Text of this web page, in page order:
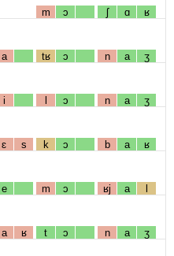
m ɔ ʃ ɑ ʁ
a tʁ ɔ n a ʒ
i l ɔ n a ʒ
ɛ s k ɔ b a ʁ
e m ɔ ʁj a l
a ʁ t ɔ n a ʒ